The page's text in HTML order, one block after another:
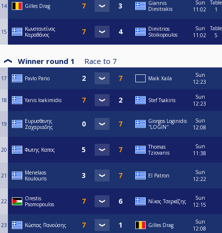
14 Gilles Drag
Giannis
Dimitrakis
Sun
11:02
Table
1
15
Κωνσταντίνος
Καραθάνος
Dimitrios
Stoikopoulos
Sun
11:02
Table
5
Winner round 1 Race to 7
17 Pavlo Pano Maik Xaila
Sun
12:23
18 Yanis Ioakimidis Stef Tsakiris
Sun
12:23
19
Ευρυσθενης
Ζαχαριαδης
Giorgos Loginidis
''LOGIN''
Sun
12:08
20 Φωτης Καπος
Thomas
Tziovanis
Sun
11:38
21
Menelaos
Koulouris
El Patron
Sun
12:22
22
Orestis
Psomopoulos
Νίκος Τσερκέζης
Sun
12:15
23 Κώστας Πανούσης Gilles Drag
Sun
12:08